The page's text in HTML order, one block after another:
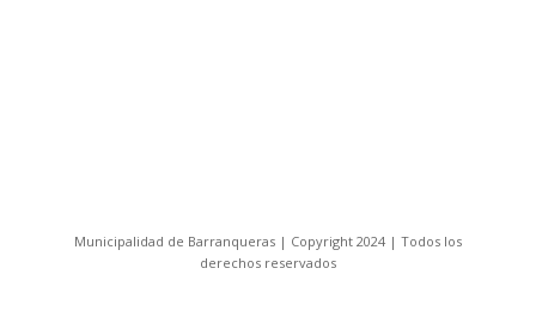
Municipalidad de Barranqueras | Copyright 2024 | Todos los
derechos reservados